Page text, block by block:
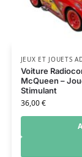
JEUX ET JOUETS
Voiture
McQueen –
Stimulant
36,00€